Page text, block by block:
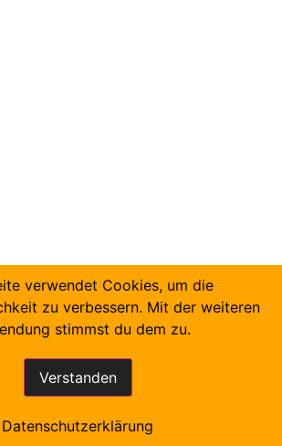
verwendet Cookies, um die
zu verbessern. Mit der weiteren
stimmst du dem zu.
Verstanden
Datenschutzerklärung